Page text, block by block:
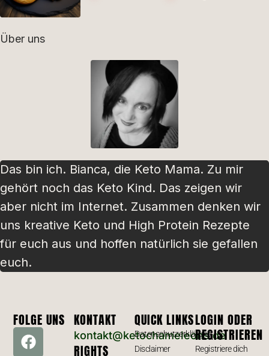
Über uns
Das bin ich. Bianca, die Keto Mama. Zu mir
gehört noch das Keto Kind. Das zeigen wir
aber nicht im Internet. Zusammen denken wir
uns kreative Keto und High Protein Rezepte
für euch aus und hoffen natürlich sie gefallen
euch.
FOLGE UNS KONTAKT
kontakt@ketochameleons.de
RIGHTS
QUICK LINKS
Datenschutzerklärung
Disclaimer
LOGIN ODER
REGISTRIEREN
Registriere dich